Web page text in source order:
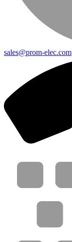
sales@prom-elec.com